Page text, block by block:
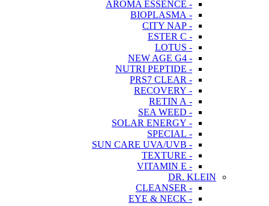
- AROMA ESSENCE
- BIOPLASMA
- CITY NAP
- ESTER C
- LOTUS
- NEW AGE G4
- NUTRI PEPTIDE
- PRS7 CLEAR
- RECOVERY
- RETIN A
- SEA WEED
- SOLAR ENERGY
- SPECIAL
- SUN CARE UVA/UVB
- TEXTURE
- VITAMIN E
DR. KLEIN
- CLEANSER
- EYE & NECK